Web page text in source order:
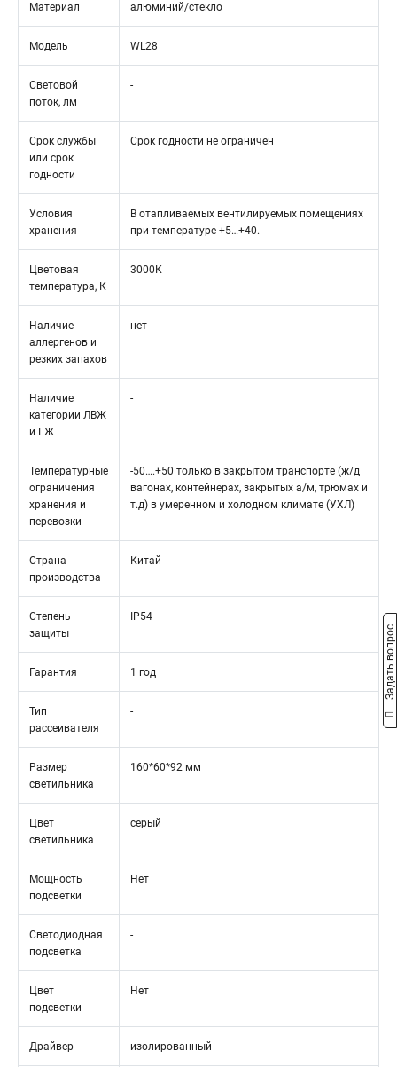
Материал алюминий/стекло
Модель WL28
Световой
поток, лм
-
Срок службы
или срок
годности
Срок годности не ограничен
Условия
хранения
В отапливаемых вентилируемых помещениях
при температуре +5…+40.
Цветовая
температура, К
3000К
Наличие
аллергенов и
резких запахов
нет
Наличие
категории ЛВЖ
и ГЖ
-
Температурные
ограничения
хранения и
перевозки
-50….+50 только в закрытом транспорте (ж/д
вагонах, контейнерах, закрытых а/м, трюмах и
т.д) в умеренном и холодном климате (УХЛ)
Страна
производства
Китай
Степень
защиты
IP54
Гарантия 1 год
Тип
рассеивателя
-
Размер
светильника
160*60*92 мм
Цвет
светильника
серый
Мощность
подсветки
Нет
Светодиодная
подсветка
-
Цвет
подсветки
Нет
Драйвер изолированный
Задать вопрос